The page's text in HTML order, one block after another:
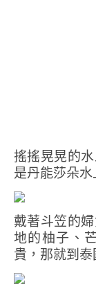
搖搖晃晃的
是丹能莎朵
戴著斗笠的
地的柚子、
貴，那就到泰